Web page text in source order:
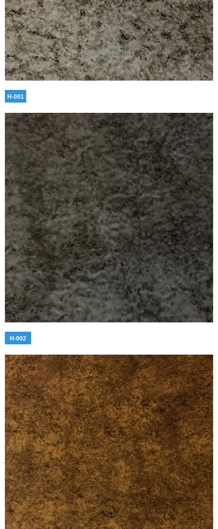
H-001
H-002